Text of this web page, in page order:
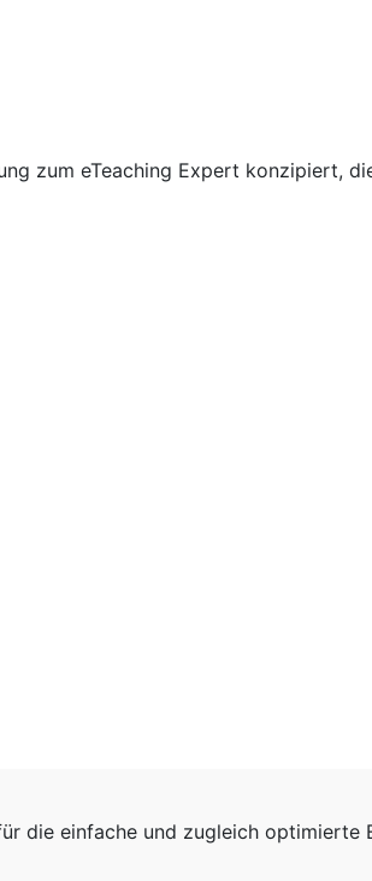
zum eTeaching Expert konzipiert,
die einfache und zugleich optimierte